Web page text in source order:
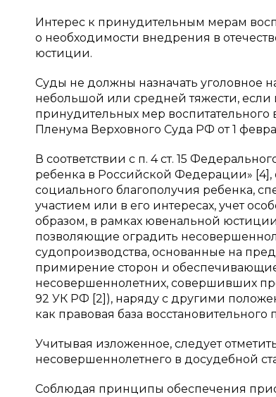
Интерес к принудительным мерам
о необходимости внедрения в
юстиции.
Суды не должны назначать уголовное
небольшой или средней тяжести,
принудительных мер воспитательного
Пленума Верховного Суда РФ от 1
В соответствии с п. 4 ст. 15
ребенка в Российской Федерации» [4],
социального благополучия ребенка,
участием или в его интересах, учет
образом, в рамках ювенальной
позволяющие оградить
судопроизводства, основанные на
примирение сторон и
несовершеннолетних, совершивших
92 УК РФ [2]), наряду с другими
как правовая база восстановительного
Учитывая изложенное, следует
несовершеннолетнего в досудебной
Соблюдая принципы обеспечения